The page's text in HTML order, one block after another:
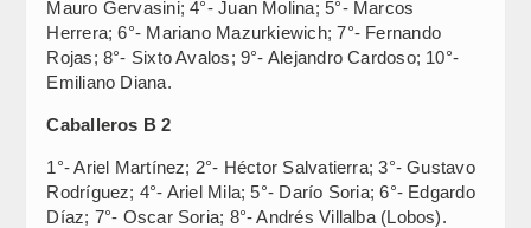
Mauro Gervasini; 4°- Juan Molina; 5°- Marcos
Herrera; 6°- Mariano Mazurkiewich; 7°- Fernando
Rojas; 8°- Sixto Avalos; 9°- Alejandro Cardoso; 10°-
Emiliano Diana.
Caballeros B 2
1°- Ariel Martínez; 2°- Héctor Salvatierra; 3°- Gustavo
Rodríguez; 4°- Ariel Mila; 5°- Darío Soria; 6°- Edgardo
Díaz; 7°- Oscar Soria; 8°- Andrés Villalba (Lobos).